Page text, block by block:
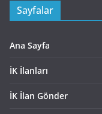
Sayfalar
Ana Sayfa
İK İlanları
İK İlan Gönder